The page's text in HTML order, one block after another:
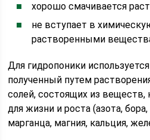
хорошо смачивается
не вступает в
растворенными
Для гидропоники
полученный путем
солей, состоящих из
для жизни и роста (азота,
марганца, магния, кальция,